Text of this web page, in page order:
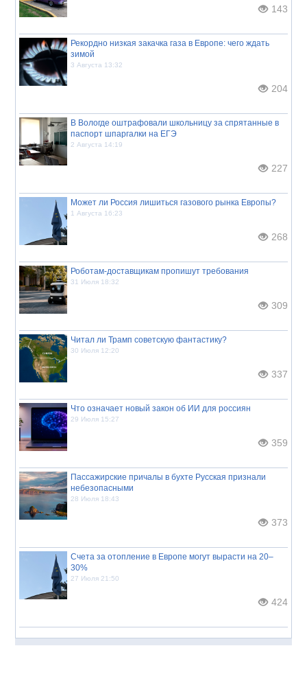
143
Рекордно низкая закачка газа в Европе: чего ждать
зимой
3 Августа 13:32
204
В Вологде оштрафовали школьницу за спрятанные в
паспорт шпаргалки на ЕГЭ
2 Августа 14:19
227
Может ли Россия лишиться газового рынка Европы?
1 Августа 16:23
268
Роботам-доставщикам пропишут требования
31 Июля 18:32
309
Читал ли Трамп советскую фантастику?
30 Июля 12:20
337
Что означает новый закон об ИИ для россиян
29 Июля 15:27
359
Пассажирские причалы в бухте Русская признали
небезопасными
28 Июля 18:43
373
Счета за отопление в Европе могут вырасти на 20–
30%
27 Июля 21:50
424